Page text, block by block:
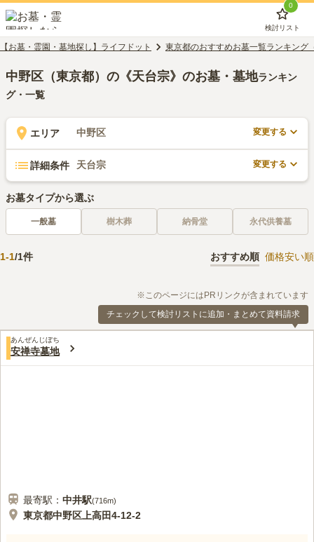
0
検討リスト
【お墓・霊園・墓地探し】ライフドット 東京都のおすすめお墓一覧ランキング
中野区（東京都）の《天台宗》のお墓・墓地ランキン
グ・一覧
エリア 中野区 変更する
詳細条件 天台宗 変更する
お墓タイプから選ぶ
一般墓 樹木葬 納骨堂 永代供養墓
1-1/1件 おすすめ順 価格安い順
※このページにはPRリンクが含まれています
チェックして検討リストに追加・まとめて資料請求
あんぜんじぼち
安禅寺墓地
最寄駅： 中井駅(716m)
東京都中野区上高田4-12-2